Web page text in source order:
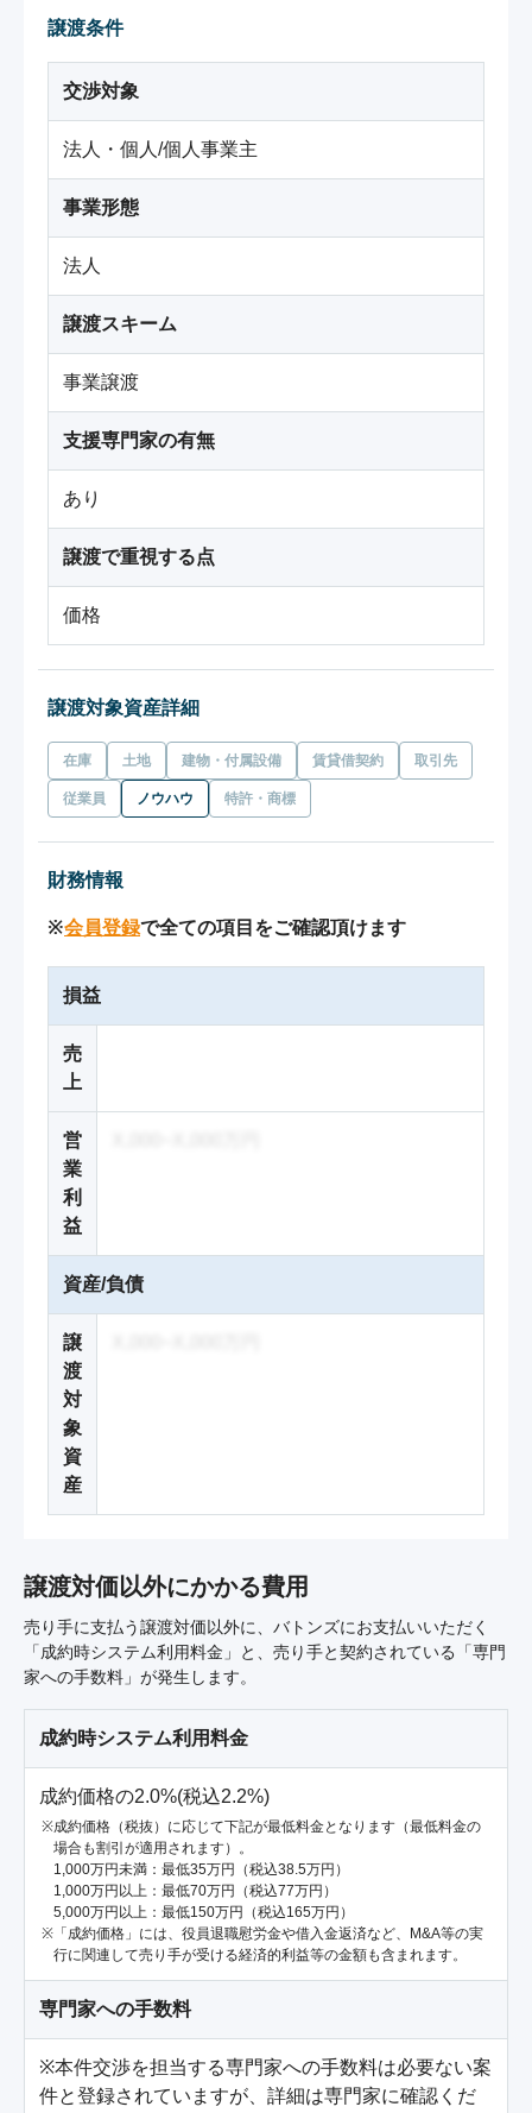
譲渡条件
交渉対象
法人・個人/個人事業主
事業形態
法人
譲渡スキーム
事業譲渡
支援専門家の有無
あり
譲渡で重視する点
価格
譲渡対象資産詳細
在庫 土地 建物・付属設備 賃貸借契約 取引先
従業員 ノウハウ 特許・商標
財務情報
※会員登録で全ての項目をご確認頂けます
損益
売
上
営
業
利
益
資産/負債
譲
渡
対
象
資
産
譲渡対価以外にかかる費用
売り手に支払う譲渡対価以外に、バトンズにお支払いいただく
「成約時システム利用料金」と、売り手と契約されている「専門
家への手数料」が発生します。
成約時システム利用料金
成約価格の2.0%(税込2.2%)
成約価格（税抜）に応じて下記が最低料金となります（最低料金の
場合も割引が適用されます）。
1,000万円未満：最低35万円（税込38.5万円）
1,000万円以上：最低70万円（税込77万円）
5,000万円以上：最低150万円（税込165万円）
「成約価格」には、役員退職慰労金や借入金返済など、M&A等の実
行に関連して売り手が受ける経済的利益等の金額も含まれます。
専門家への手数料
※本件交渉を担当する専門家への手数料は必要ない案
件と登録されていますが、詳細は専門家に確認くだ